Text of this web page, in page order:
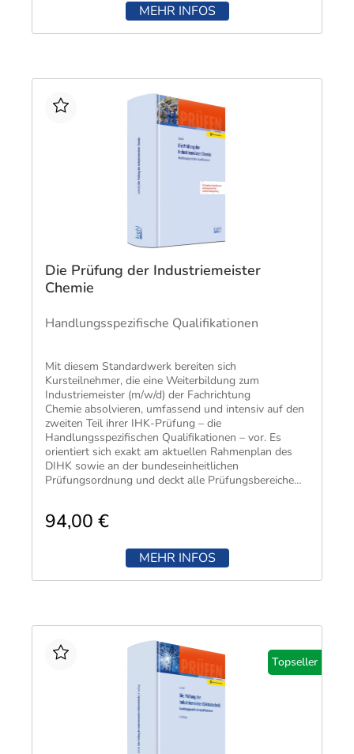
MEHR INFOS
Die Prüfung der Industriemeister
Chemie
Handlungsspezifische Qualifikationen
​Mit diesem Standardwerk bereiten sich
Kursteilnehmer, die eine Weiterbildung zum
Industriemeister (m/w/d) der Fachrichtung
Chemie absolvieren, umfassend und intensiv auf den
zweiten Teil ihrer IHK-Prüfung – die
Handlungsspezifischen Qualifikationen – vor. Es
orientiert sich exakt am aktuellen Rahmenplan des
DIHK sowie an der bundeseinheitlichen
Prüfungsordnung und deckt alle Prüfungsbereiche
94,00 €
MEHR INFOS
Topseller